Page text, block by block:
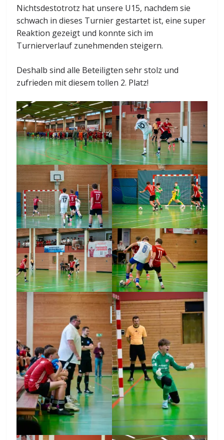
Nichtsdestotrotz hat unsere U15, nachdem sie
schwach in dieses Turnier gestartet ist, eine super
Reaktion gezeigt und konnte sich im
Turnierverlauf zunehmenden steigern.
Deshalb sind alle Beteiligten sehr stolz und
zufrieden mit diesem tollen 2. Platz!